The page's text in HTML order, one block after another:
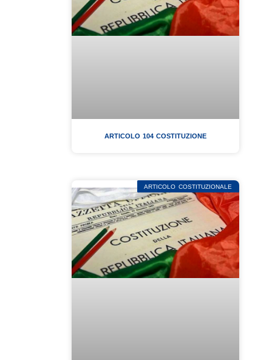
ARTICOLO 104 COSTITUZIONE
ARTICOLO COSTITUZIONALE